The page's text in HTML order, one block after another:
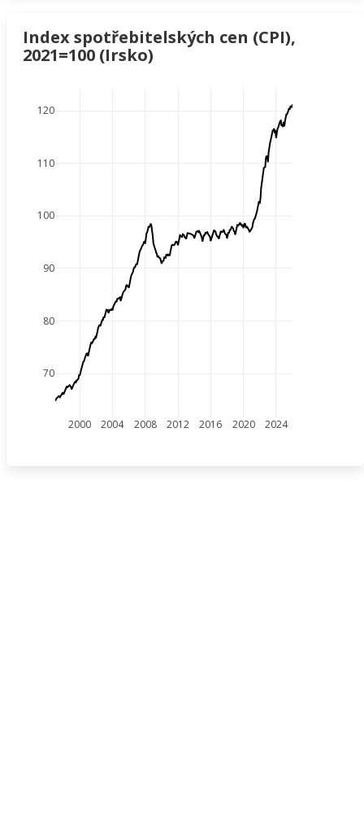
Index spotřebitelských cen (CPI),
2021=100 (Irsko)
2000 2004 2008 2012 2016 2020 2024
70
80
90
100
110
120